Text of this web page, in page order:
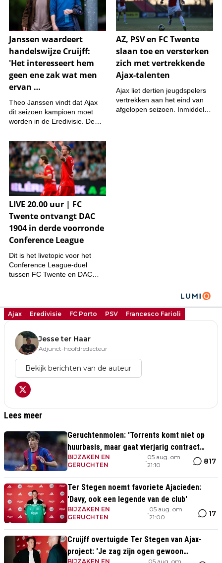
Ajax Eredivisie FC Porto PSV Francesco Farioli
Jesse ter Haar
Adjunct-hoofdredacteur
Bekijk berichten van de auteur
Lees meer
Geruchtenmolen: 'Torrents komt niet op
huurbasis, maar gaat vierjarig contract
tekenen bij Ajax'
BIJZAKEN EN
GERUCHTEN
•
05 aug. om
21:10
817
Ter Stegen noemt favoriete Ajacieden:
'Davy, ook een legende van de club'
BIJZAKEN EN
GERUCHTEN
•
05 aug. om
21:00
17
Cruijff overtuigde Ter Stegen van Ajax-
project: 'Je zag zijn ogen gewoon
BIJZAKEN EN 05 aug. om